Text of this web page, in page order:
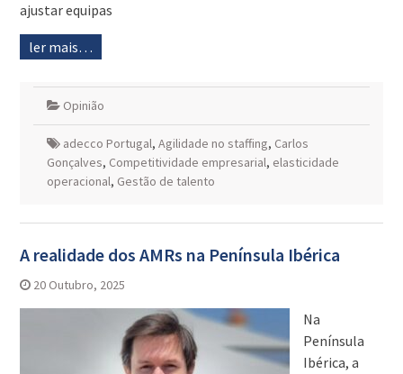
ajustar equipas
ler mais…
Opinião
adecco Portugal, Agilidade no staffing, Carlos
Gonçalves, Competitividade empresarial, elasticidade
operacional, Gestão de talento
A realidade dos AMRs na Península Ibérica
20 Outubro, 2025
Na
Península
Ibérica, a